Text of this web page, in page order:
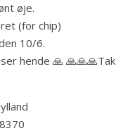
øje.
(for chip)
10/6.
hende 🙏 🙏🙏🙏Tak
8370